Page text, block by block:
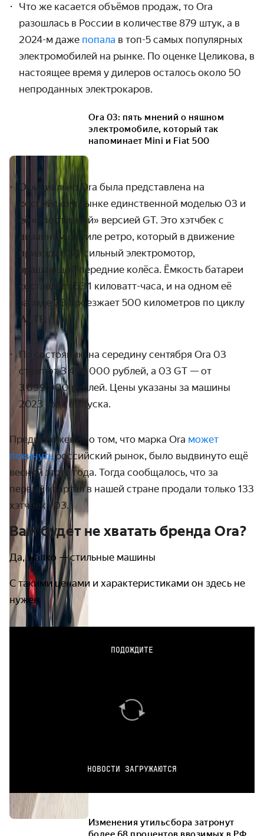
Что же касается объёмов продаж, то Ora
разошлась в России в количестве 879 штук, а в
2024-м даже попала в топ-5 самых популярных
электромобилей на рынке. По оценке Целикова, в
настоящее время у дилеров осталось около 50
непроданных электрокаров.
Ora 03: пять мнений о няшном
электромобиле, который так
напоминает Mini и Fiat 500
Официально Ora была представлена на
российском рынке единственной моделью 03 и
её «спортивной» версией GT. Это хэтчбек с
дизайном в стиле ретро, который в движение
приводит 171-сильный электромотор,
вращающий передние колёса. Ёмкость батареи
составляет 63,1 киловатт-часа, и на одном её
заряде 03 проезжает 500 километров по циклу
WLTP.
По состоянию на середину сентября Ora 03
стоит от 3 499 000 рублей, а 03 GT — от
3 699 000 рублей. Цены указаны за машины
2023 года выпуска.
Предположение о том, что марка Ora может
покинутьроссийский рынок, было выдвинуто ещё
весной этого года. Тогда сообщалось, что за
первый квартал в нашей стране продали только 133
хэтчбека 03.
Вам будет не хватать бренда Ora?
Да, жалко — стильные машины
С такими ценами и характеристиками он здесь не
нужен
ПОДОЖДИТЕ
НОВОСТИ ЗАГРУЖАЮТСЯ
Изменения утильсбора затронут